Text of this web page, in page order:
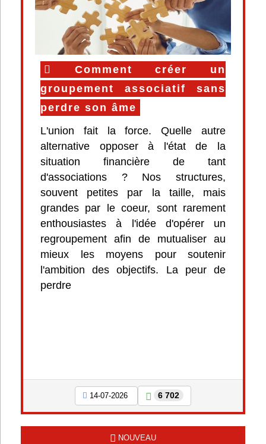
Comment créer un
groupement associatif sans
perdre son âme
L'union fait la force. Quelle autre
alternative opposer à l'état de la
situation financière de tant
d'associations ? Nos structures,
souvent petites par la taille, mais
grandes par le coeur, sont rarement
enthousiastes à l'idée d'opérer un
regroupement afin de mutualiser au
mieux les moyens pour soutenir
l'ambition des objectifs. La peur de
perdre
14-07-2026 6 702
NOUVEAU